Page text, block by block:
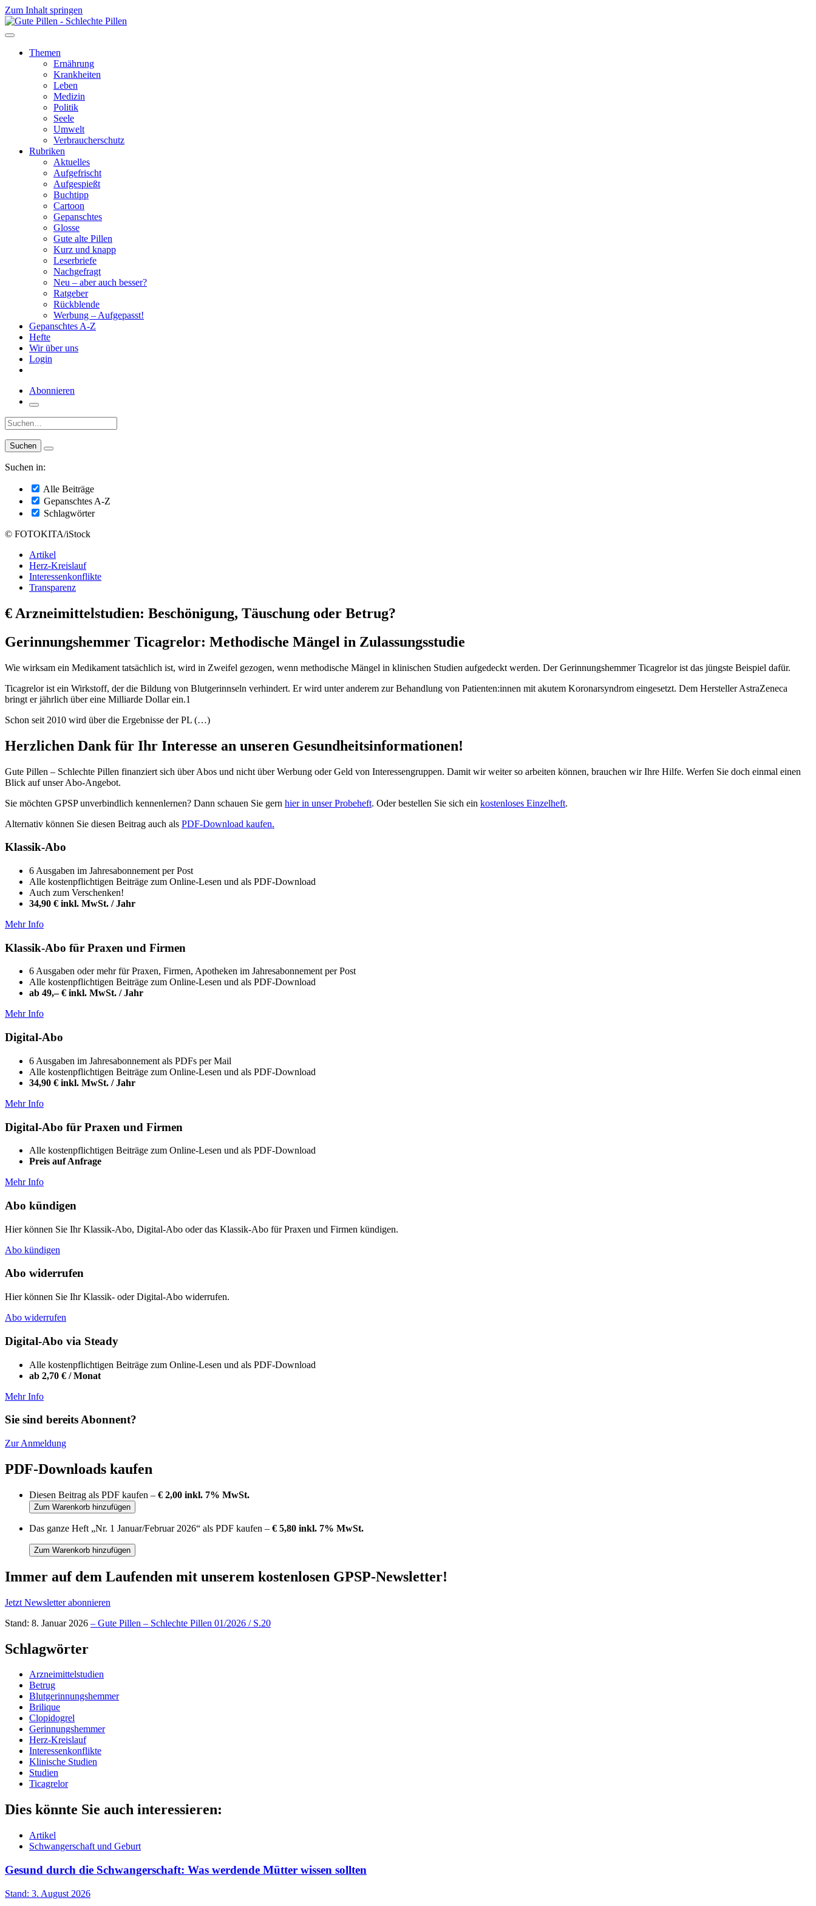
Zum Inhalt springen
Themen
Ernährung
Krankheiten
Leben
Medizin
Politik
Seele
Umwelt
Verbraucherschutz
Rubriken
Aktuelles
Aufgefrischt
Aufgespießt
Buchtipp
Cartoon
Gepanschtes
Glosse
Gute alte Pillen
Kurz und knapp
Leserbriefe
Nachgefragt
Neu – aber auch besser?
Ratgeber
Rückblende
Werbung – Aufgepasst!
Gepanschtes A-Z
Hefte
Wir über uns
Login
Abonnieren
Suche:
Suchen in:
Alle Beiträge
Gepanschtes A-Z
Schlagwörter
© FOTOKITA/iStock
Artikel
Herz-Kreislauf
Interessenkonflikte
Transparenz
€ Arzneimittelstudien: Beschönigung, Täuschung oder Betrug?
Gerinnungshemmer Ticagrelor: Methodische Mängel in Zulassungsstudie
Wie wirksam ein Medikament tatsächlich ist, wird in Zweifel gezogen, wenn methodische Mängel in klinischen Studien aufgedeckt werden. Der Gerinnungshemmer Ticagrelor ist das jüngste Beispiel dafür.
Ticagrelor ist ein Wirkstoff, der die Bildung von Blutgerinnseln verhindert. Er wird unter anderem zur Behandlung von Patienten:innen mit akutem Koronarsyndrom eingesetzt. Dem Hersteller AstraZeneca
bringt er jährlich über eine Milliarde Dollar ein.1
Schon seit 2010 wird über die Ergebnisse der PL (…)
Herzlichen Dank für Ihr Interesse an unseren Gesundheitsinformationen!
Gute Pillen – Schlechte Pillen finanziert sich über Abos und nicht über Werbung oder Geld von Interessengruppen. Damit wir weiter so arbeiten können, brauchen wir Ihre Hilfe. Werfen Sie doch einmal einen
Blick auf unser Abo-Angebot.
Sie möchten GPSP unverbindlich kennenlernen? Dann schauen Sie gern hier in unser Probeheft. Oder bestellen Sie sich ein kostenloses Einzelheft.
Alternativ können Sie diesen Beitrag auch als PDF-Download kaufen.
Klassik-Abo
6 Ausgaben im Jahresabonnement per Post
Alle kostenpflichtigen Beiträge zum Online-Lesen und als PDF-Download
Auch zum Verschenken!
34,90 € inkl. MwSt. / Jahr
Mehr Info
Klassik-Abo für Praxen und Firmen
6 Ausgaben oder mehr für Praxen, Firmen, Apotheken im Jahresabonnement per Post
Alle kostenpflichtigen Beiträge zum Online-Lesen und als PDF-Download
ab 49,– € inkl. MwSt. / Jahr
Mehr Info
Digital-Abo
6 Ausgaben im Jahresabonnement als PDFs per Mail
Alle kostenpflichtigen Beiträge zum Online-Lesen und als PDF-Download
34,90 € inkl. MwSt. / Jahr
Mehr Info
Digital-Abo für Praxen und Firmen
Alle kostenpflichtigen Beiträge zum Online-Lesen und als PDF-Download
Preis auf Anfrage
Mehr Info
Abo kündigen
Hier können Sie Ihr Klassik-Abo, Digital-Abo oder das Klassik-Abo für Praxen und Firmen kündigen.
Abo kündigen
Abo widerrufen
Hier können Sie Ihr Klassik- oder Digital-Abo widerrufen.
Abo widerrufen
Digital-Abo via Steady
Alle kostenpflichtigen Beiträge zum Online-Lesen und als PDF-Download
ab 2,70 € / Monat
Mehr Info
Sie sind bereits Abonnent?
Zur Anmeldung
PDF-Downloads kaufen
Diesen Beitrag als PDF kaufen – € 2,00 inkl. 7% MwSt.
Das ganze Heft „Nr. 1 Januar/Februar 2026“ als PDF kaufen – € 5,80 inkl. 7% MwSt.
Immer auf dem Laufenden mit unserem kostenlosen GPSP-Newsletter!
Jetzt Newsletter abonnieren
Stand: 8. Januar 2026 – Gute Pillen – Schlechte Pillen 01/2026 / S.20
Schlagwörter
Arzneimittelstudien
Betrug
Blutgerinnungshemmer
Brilique
Clopidogrel
Gerinnungshemmer
Herz-Kreislauf
Interessenkonflikte
Klinische Studien
Studien
Ticagrelor
Dies könnte Sie auch interessieren:
Artikel
Schwangerschaft und Geburt
Gesund durch die Schwangerschaft: Was werdende Mütter wissen sollten
Stand: 3. August 2026